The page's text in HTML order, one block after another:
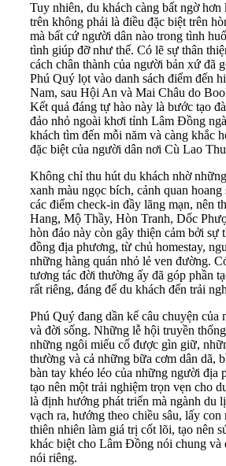
Tuy nhiên, du khách càng bất ngờ
trên không phải là điều đặc biệt trên
mà bất cứ người dân nào trong tình
tình giúp đỡ như thế. Có lẽ sự thân
cách chân thành của người bản xứ đã
Phú Quý lọt vào danh sách điểm đến
Nam, sau Hội An và Mai Châu do
Kết quả đáng tự hào này là bước tạo
đảo nhỏ ngoài khơi tỉnh Lâm Đồng
khách tìm đến mỗi năm và càng khắc
đặc biệt của người dân nơi Cù Lao
Không chỉ thu hút du khách nhờ
xanh màu ngọc bích, cảnh quan
các điểm check-in đầy lãng mạn, nên
Hang, Mộ Thầy, Hòn Tranh, Dốc
hòn đảo này còn gây thiện cảm bởi sự
đồng địa phương, từ chủ homestay,
những hàng quán nhỏ lẻ ven đường.
tương tác đời thường ấy đã góp phần
rất riêng, đáng để du khách đến trải
Phú Quý đang dần kể câu chuyện của
và đời sống. Những lễ hội truyền
những ngôi miếu cổ được gìn giữ,
thường và cả những bữa cơm dân dã,
bàn tay khéo léo của những người địa
tạo nên một trải nghiệm trọn vẹn cho
là định hướng phát triển mà ngành du
vạch ra, hướng theo chiều sâu, lấy con
thiên nhiên làm giá trị cốt lõi, tạo nên
khác biệt cho Lâm Đồng nói chung và
nói riêng.